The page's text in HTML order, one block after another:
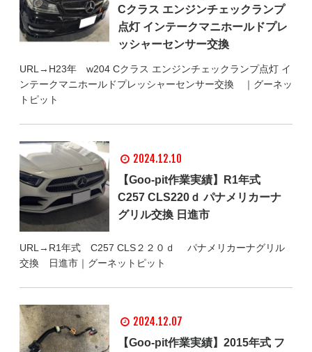
Cクラス エンジンチェックランプ
点灯 インテークマニホールドプレ
ッシャーセンサー交換
URL→H23年 w204 Cクラス エンジンチェックランプ点灯 イ
ンテークマニホールドプレッシャーセンサー交換 ｜グーネッ
トピット
2024.12.10
【Goo-pit作業実績】R1年式
C257 CLS220ｄ パナメリカーナ
グリル交換 日進市
URL→R1年式 C257 CLS２２０ｄ パナメリカーナグリル
交換 日進市｜グーネットピット
2024.12.07
【Goo-pit作業実績】2015年式 フ